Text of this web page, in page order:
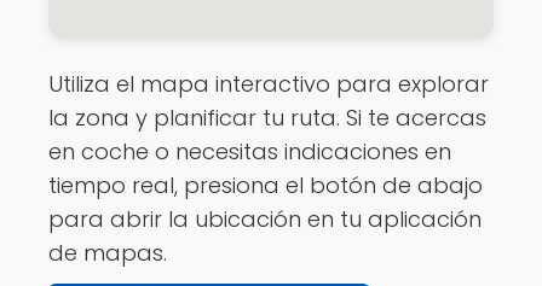
Utiliza el mapa interactivo para explorar
la zona y planificar tu ruta. Si te acercas
en coche o necesitas indicaciones en
tiempo real, presiona el botón de abajo
para abrir la ubicación en tu aplicación
de mapas.